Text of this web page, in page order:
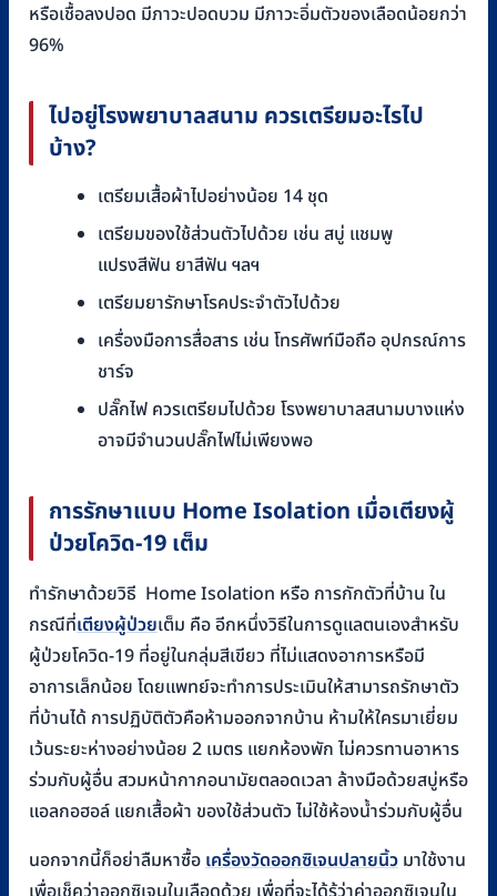
หรือเชื้อลงปอด มีภาวะปอดบวม มีภาวะอิ่มตัวของเลือดน้อยกว่า
96%
ไปอยู่โรงพยาบาลสนาม ควรเตรียมอะไรไป
บ้าง?
เตรียมเสื้อผ้าไปอย่างน้อย 14 ชุด
เตรียมของใช้ส่วนตัวไปด้วย เช่น สบู่ แชมพู
แปรงสีฟัน ยาสีฟัน ฯลฯ
เตรียมยารักษาโรคประจำตัวไปด้วย
เครื่องมือการสื่อสาร เช่น โทรศัพท์มือถือ อุปกรณ์การ
ชาร์จ
ปลั๊กไฟ ควรเตรียมไปด้วย โรงพยาบาลสนามบางแห่ง
อาจมีจำนวนปลั๊กไฟไม่เพียงพอ
การรักษาแบบ Home Isolation เมื่อเตียงผู้
ป่วยโควิด-19 เต็ม
ทำรักษาด้วยวิธี Home Isolation หรือ การกักตัวที่บ้าน ใน
กรณีที่เตียงผู้ป่วยเต็ม คือ อีกหนึ่งวิธีในการดูแลตนเองสำหรับ
ผู้ป่วยโควิด-19 ที่อยู่ในกลุ่มสีเขียว ที่ไม่แสดงอาการหรือมี
อาการเล็กน้อย โดยแพทย์จะทำการประเมินให้สามารถรักษาตัว
ที่บ้านได้ การปฏิบัติตัวคือห้ามออกจากบ้าน ห้ามให้ใครมาเยี่ยม
เว้นระยะห่างอย่างน้อย 2 เมตร แยกห้องพัก ไม่ควรทานอาหาร
ร่วมกับผู้อื่น สวมหน้ากากอนามัยตลอดเวลา ล้างมือด้วยสบู่หรือ
แอลกอฮอล์ แยกเสื้อผ้า ของใช้ส่วนตัว ไม่ใช้ห้องน้ำร่วมกับผู้อื่น
นอกจากนี้ก็อย่าลืมหาซื้อเครื่องวัดออกซิเจนปลายนิ้ว มาใช้งาน